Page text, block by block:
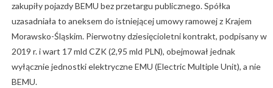
zakupiły pojazdy BEMU bez przetargu publicznego. Spółka
uzasadniała to aneksem do istniejącej umowy ramowej z Krajem
Morawsko-Śląskim. Pierwotny dziesięcioletni kontrakt, podpisany w
2019 r. i wart 17 mld CZK (2,95 mld PLN), obejmował jednak
wyłącznie jednostki elektryczne EMU (Electric Multiple Unit), a nie
BEMU.